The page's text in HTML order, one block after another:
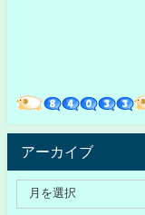
アーカイブ